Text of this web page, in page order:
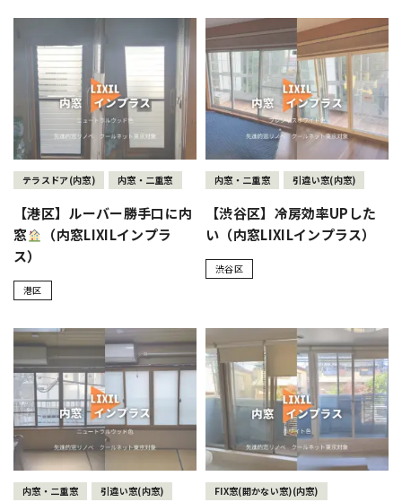
テラスドア(内窓) 内窓・二重窓
【港区】ルーバー勝手口に内
窓
（内窓LIXILインプラ
ス）
港区
内窓・二重窓 引違い窓(内窓)
【渋谷区】冷房効率UPした
い（内窓LIXILインプラス）
渋谷区
内窓・二重窓 引違い窓(内窓) FIX窓(開かない窓)(内窓)